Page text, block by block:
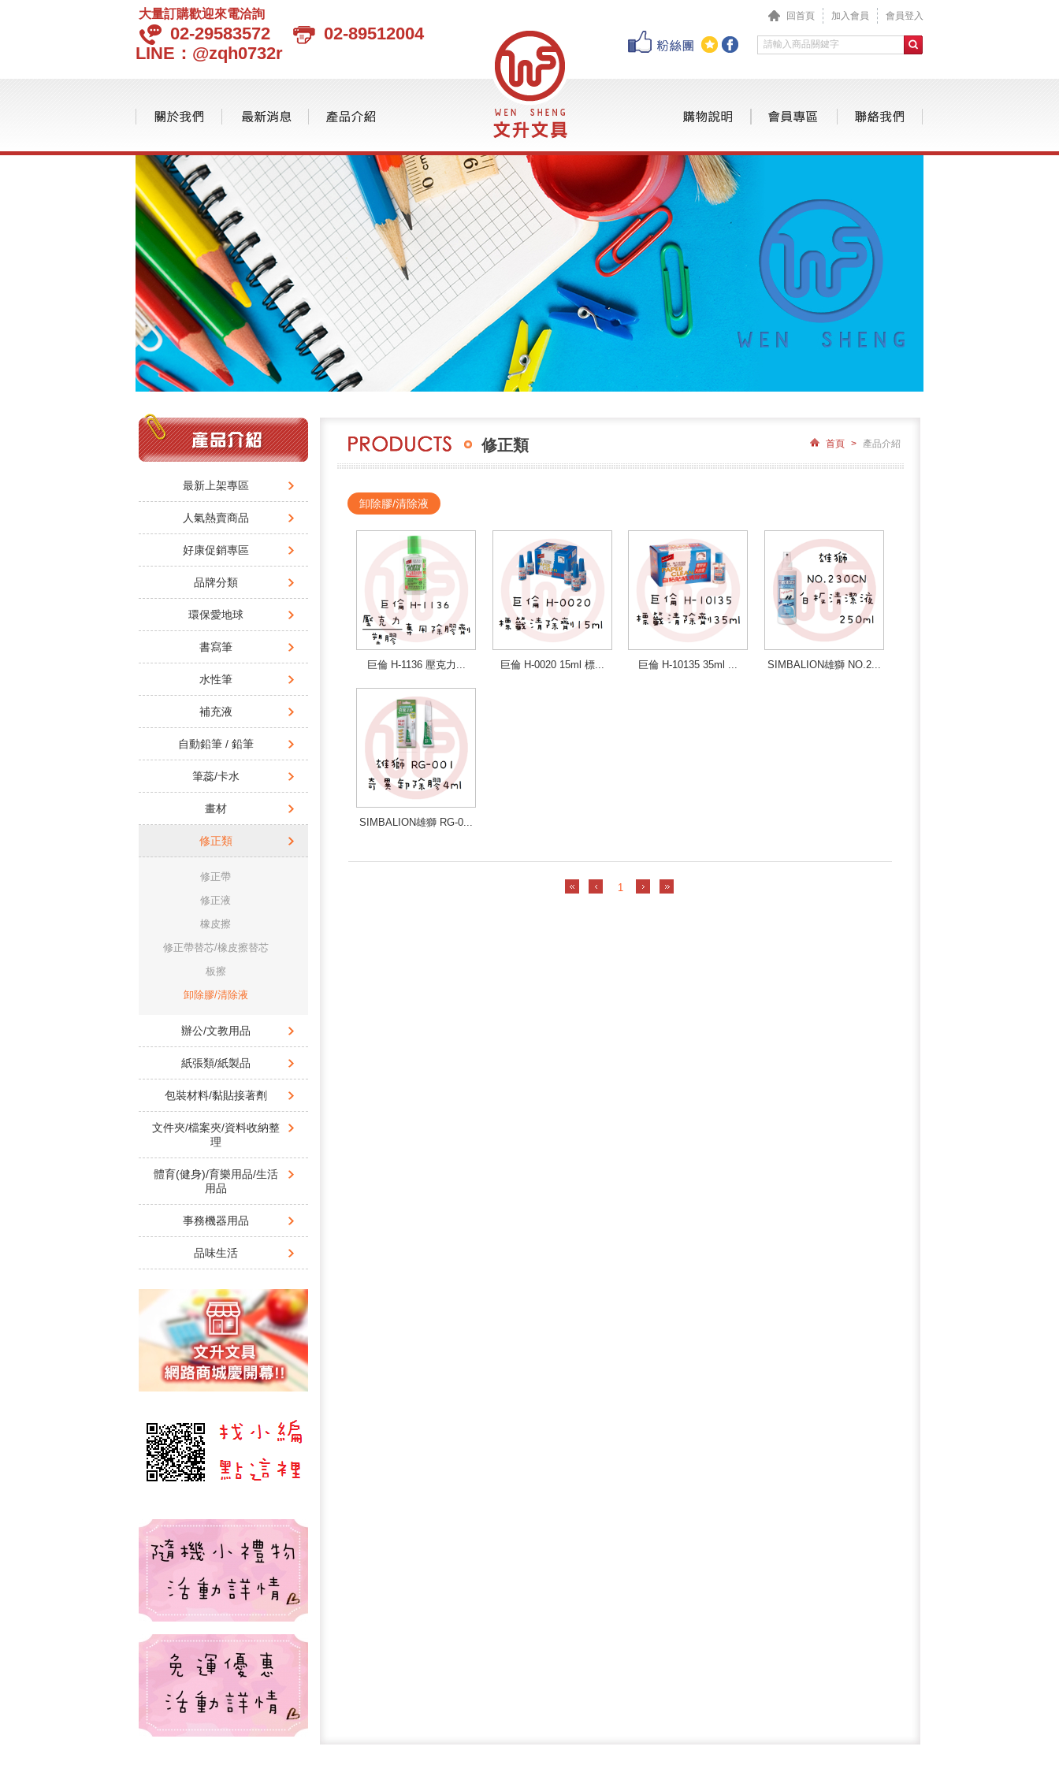
回首頁 加入會員 會員登入
大量訂購歡迎來電洽詢
02-29583572
02-89512004
LINE：@zqh0732r
品牌分類 環保愛地球 補充液 自動鉛筆 / 鉛筆
最新上架專區
人氣熱賣商品
好康促銷專區
品牌分類
環保愛地球
書寫筆
水性筆
補充液
自動鉛筆 / 鉛筆
筆蕊/卡水
畫材
修正類
修正帶
修正液
橡皮擦
修正帶替芯/橡皮擦替芯
板擦
卸除膠/清除液
辦公/文教用品
紙張類/紙製品
包裝材料/黏貼接著劑
文件夾/檔案夾/資料收納整
理
體育(健身)/育樂用品/生活
用品
事務機器用品
品味生活
首頁 > 產品介紹
修正類
卸除膠/清除液
巨倫 H-1136 壓克力... 巨倫 H-0020 15ml 標... 巨倫 H-10135 35ml ... SIMBALION雄獅 NO.2...
SIMBALION雄獅 RG-0...
1